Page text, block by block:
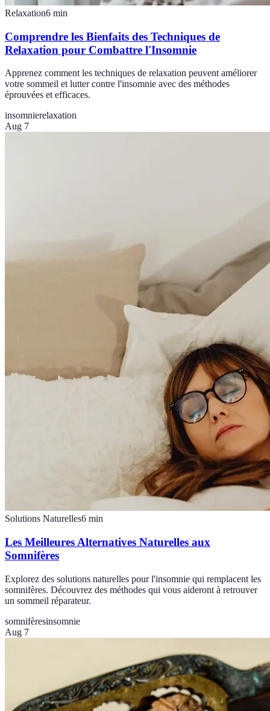
Relaxation6 min
Comprendre les Bienfaits des Techniques de
Relaxation pour Combattre l'Insomnie
Apprenez comment les techniques de relaxation peuvent améliorer
votre sommeil et lutter contre l'insomnie avec des méthodes
éprouvées et efficaces.
insomnierelaxation
Aug 7
Solutions Naturelles6 min
Les Meilleures Alternatives Naturelles aux
Somnifères
Explorez des solutions naturelles pour l'insomnie qui remplacent les
somnifères. Découvrez des méthodes qui vous aideront à retrouver
un sommeil réparateur.
somnifèresinsomnie
Aug 7